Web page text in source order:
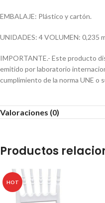
EMBALAJE: Plástico y cartón.
UNIDADES: 4 VOLUMEN: 0,235
IMPORTANTE.- Este producto
emitido por laboratorio
cumplimiento de la norma UNE o
Valoraciones (0)
Productos
HOT